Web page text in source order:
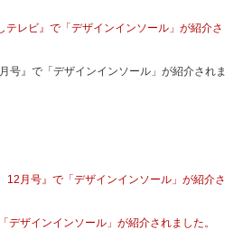
テレビ』で「デザインインソール」が紹介さ
号』で「デザインインソール」が紹介されま
月号』で「デザインインソール」が紹介さ
ザインインソール」が紹介されました。